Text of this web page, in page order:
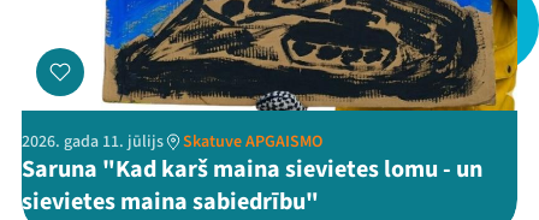
ThreadsFacebookYoutube
X
2026. gada 11. jūlijs Skatuve APGAISMO
Saruna "Kad karš maina sievietes lomu - un
sievietes maina sabiedrību"